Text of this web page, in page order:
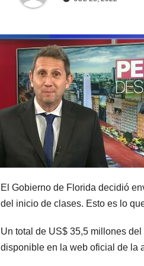
El Gobierno de Florida decidió
del inicio de clases. Esto es lo
Un total de US$ 35,5 millones
disponible en la web oficial de la